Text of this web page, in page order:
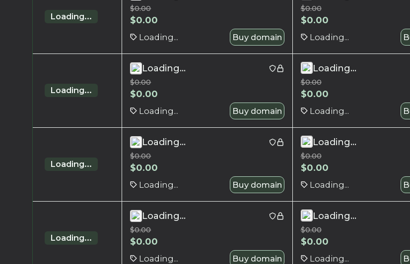
Loading...
$0.00
$0.00
Loading... Buy domain
$0.00
$0.00
Loading...
Loading...
Loading...
$0.00
$0.00
Loading... Buy domain
Loading...
$0.00
$0.00
Loading...
Loading...
Loading...
$0.00
$0.00
Loading... Buy domain
Loading...
$0.00
$0.00
Loading...
Loading...
Loading...
$0.00
$0.00
Loading... Buy domain
Loading...
$0.00
$0.00
Loading...